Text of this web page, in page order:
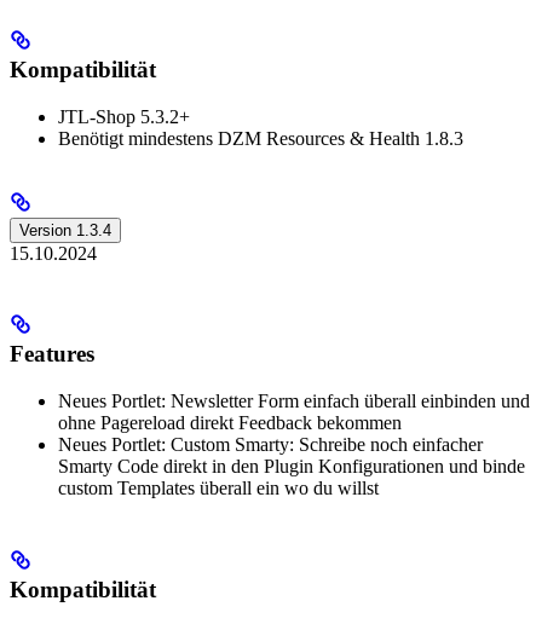
Kompatibilität
JTL-Shop 5.3.2+
Benötigt mindestens DZM Resources & Health 1.8.3
Version 1.3.4
15.10.2024
Features
Neues Portlet: Newsletter Form einfach überall einbinden und
ohne Pagereload direkt Feedback bekommen
Neues Portlet: Custom Smarty: Schreibe noch einfacher
Smarty Code direkt in den Plugin Konfigurationen und binde
custom Templates überall ein wo du willst
Kompatibilität